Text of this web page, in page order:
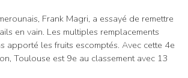
Frank Magri, a essayé de remettre
en vain. Les multiples remplacements
apporté les fruits escomptés. Avec cette 4e
Toulouse est 9e au classement avec 13